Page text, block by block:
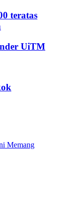
teratas
UiTM